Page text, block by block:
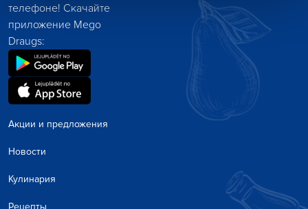
телефоне! Скачайте
приложение Mego
Draugs:
Акции и предложения
Новости
Кулинария
Рецепты